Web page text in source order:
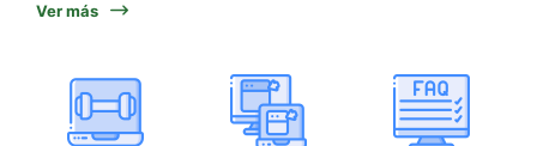
Ver más